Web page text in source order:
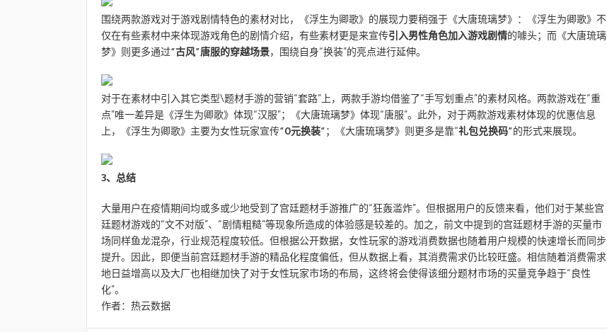
围绕两款游戏对于游戏剧情特色的素材对比，《浮生为卿歌》的展现力要稍强于《大唐琉璃梦》：《浮生为卿歌》不
仅在有些素材中来体现游戏角色的剧情介绍，有些素材更是来宣传引入男性角色加入游戏剧情的噱头；而《大唐琉璃
梦》则更多通过“古风”唐服的穿越场景，围绕自身“换装”的亮点进行延伸。
对于在素材中引入其它类型\题材手游的营销“套路”上，两款手游均借鉴了“手写划重点”的素材风格。两款游戏在“重
点”唯一差异是《浮生为卿歌》体现“汉服”；《大唐琉璃梦》体现“唐服”。此外，对于两款游戏素材体现的优惠信息
上，《浮生为卿歌》主要为女性玩家宣传“0元换装”；《大唐琉璃梦》则更多是靠“礼包兑换码”的形式来展现。
3、 总结
大量用户在疫情期间均或多或少地受到了宫廷题材手游推广的“狂轰滥炸”。但根据用户的反馈来看，他们对于某些宫
廷题材游戏的“文不对版”、“剧情粗糙”等现象所造成的体验感是较差的。加之，前文中提到的宫廷题材手游的买量市
场同样鱼龙混杂，行业规范程度较低。但根据公开数据，女性玩家的游戏消费数据也随着用户规模的快速增长而同步
提升。因此，即便当前宫廷题材手游的精品化程度偏低，但从数据上看，其消费需求仍比较旺盛。相信随着消费需求
地日益增高以及大厂也相继加快了对于女性玩家市场的布局，这终将会使得该细分题材市场的买量竞争趋于“良性
化”。
作者：热云数据